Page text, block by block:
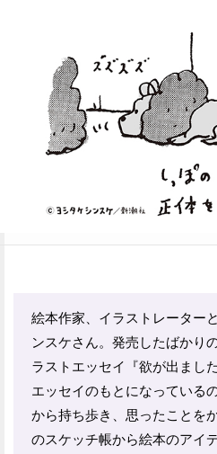
ピ
アイテム
ウートピ
ェ
ア
る
絵本作家、イラストレーター
ンスケさん。発売したばかり
ラストエッセイ『欲が出まし
エッセイのもとになっている
から持ち歩き、思ったことを
のスケッチ帳から絵本のアイ